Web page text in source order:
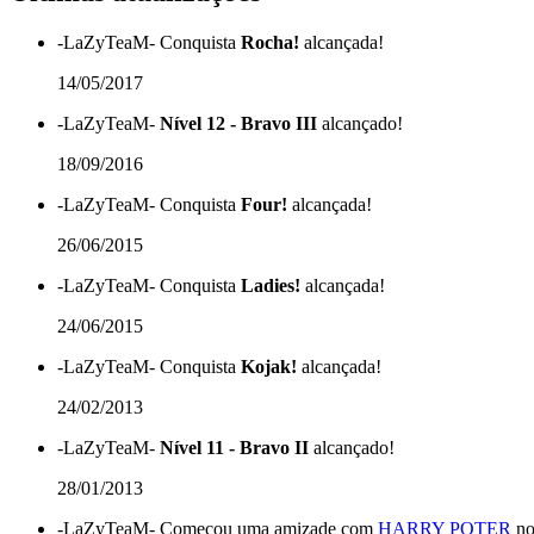
-LaZyTeaM- Conquista Rocha! alcançada!
14/05/2017
-LaZyTeaM- Nível 12 - Bravo III alcançado!
18/09/2016
-LaZyTeaM- Conquista Four! alcançada!
26/06/2015
-LaZyTeaM- Conquista Ladies! alcançada!
24/06/2015
-LaZyTeaM- Conquista Kojak! alcançada!
24/02/2013
-LaZyTeaM- Nível 11 - Bravo II alcançado!
28/01/2013
-LaZyTeaM- Começou uma amizade com HARRY POTER